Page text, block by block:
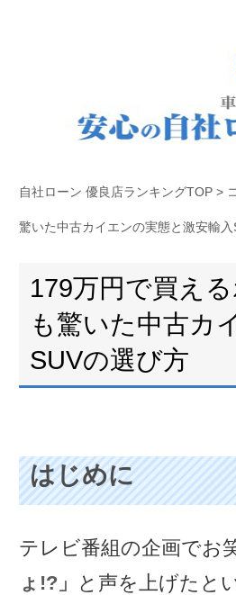
自社ローン 優良店ランキングTOP>
驚いた中古カイエンの実態と激安輸
179万円で買え
も驚いた中古カ
SUVの選び方
はじめに
テレビ番組の企画でお
ょ!?」 と声を上げたと